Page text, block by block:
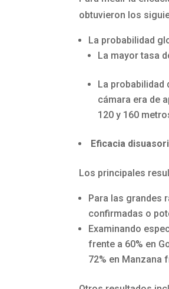
obtuvieron los
La probabilidad
La mayor tasa
La probabilidad
cámara era de
120 y 160
Eficacia
Los principales
Para las grandes
confirmadas o
Examinando
frente a 60% en
72% en Manzana